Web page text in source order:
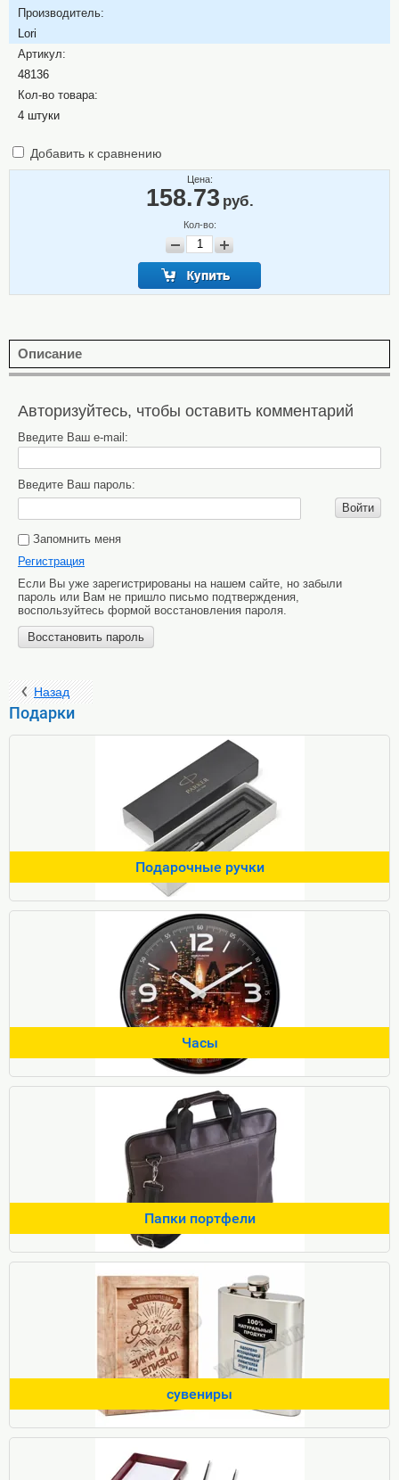
Производитель:
Lori
Артикул:
48136
Кол-во товара:
4 штуки
Добавить к сравнению
Цена:
158.73 руб.
Кол-во:
Описание
Авторизуйтесь, чтобы оставить комментарий
Введите Ваш e-mail:
Введите Ваш пароль:
Войти
Запомнить меня
Регистрация
Если Вы уже зарегистрированы на нашем сайте, но забыли
пароль или Вам не пришло письмо подтверждения,
воспользуйтесь формой восстановления пароля.
Восстановить пароль
Назад
Подарки
Подарочные ручки
Часы
Папки портфели
сувениры